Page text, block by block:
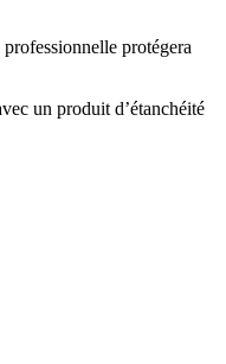
protégera
un produit d’étanchéité